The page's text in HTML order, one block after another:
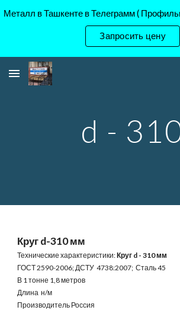
Запросить цену
d -
Круг d-310 мм
Технические характеристики:Круг d - 310 мм
ГОСТ 2590-2006; ДСТУ 4738:2007; Сталь 45
В 1 тонне 1,8 метров
Длина н/м
Производитель Россия